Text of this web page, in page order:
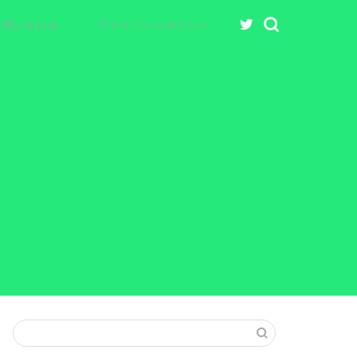
問い合わせ プライバシーポリシー